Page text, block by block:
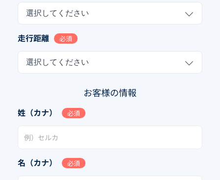
選択してください
走行距離 必須
選択してください
お客様の情報
姓（カナ） 必須
名（カナ） 必須